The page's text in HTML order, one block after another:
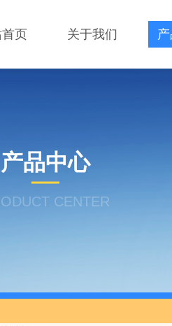
首页 关于我们
产品中心
CENTER
分析仪